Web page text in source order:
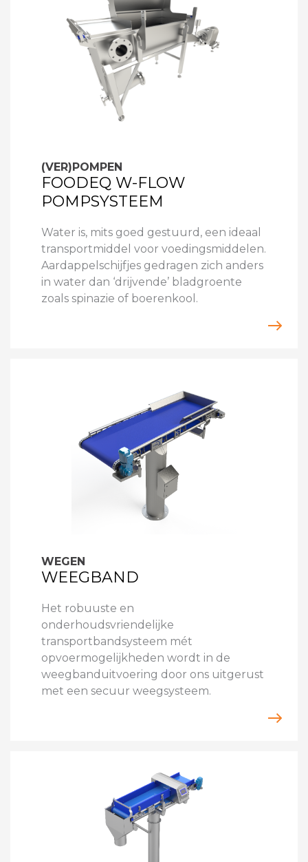
(VER)POMPEN
FOODEQ W-FLOW
POMPSYSTEEM
Water is, mits goed gestuurd, een ideaal
transportmiddel voor voedingsmiddelen.
Aardappelschijfjes gedragen zich anders
in water dan ‘drijvende’ bladgroente
zoals spinazie of boerenkool.
WEGEN
WEEGBAND
Het robuuste en
onderhoudsvriendelijke
transportbandsysteem mét
opvoermogelijkheden wordt in de
weegbanduitvoering door ons uitgerust
met een secuur weegsysteem.